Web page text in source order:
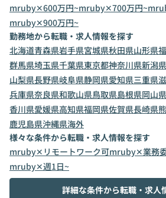
mruby✕600万円~mruby✕700万円~
mruby✕900万円~
勤務地から転職・求人情報を探す
北海道青森県岩手県宮城県秋田県山形県
群馬県埼玉県千葉県東京都神奈川県新潟県
山梨県長野県岐阜県静岡県愛知県三重県
兵庫県奈良県和歌山県鳥取県島根県岡山県
香川県愛媛県高知県福岡県佐賀県長崎県
鹿児島県沖縄県海外
様々な条件から転職・求人情報を探す
mruby✕リモートワーク可mruby✕業務
mruby✕週1日~
詳細な条件から転職・求人